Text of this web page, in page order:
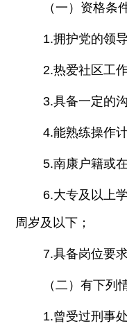
（一）资格条
1.拥护党的领
2.热爱社区工
3.具备一定的
4.能熟练操作
5.南康户籍或
6.大专及以上
周岁及以下；
7.具备岗位要
（二）有下列
1.曾受过刑事